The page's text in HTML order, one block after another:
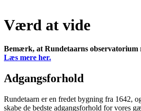
Værd at vide
Bemærk, at Rundetaarns observatorium
Læs mere her.
Adgangsforhold
Rundetaarn er en fredet bygning fra 1642,
skabe de bedste adgangsforhold for vores